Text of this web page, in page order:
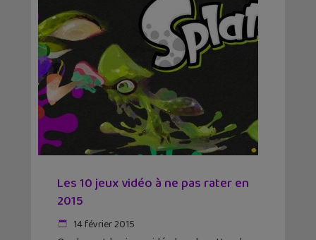
Les 10 jeux vidéo à ne pas rater en
2015
14 février 2015